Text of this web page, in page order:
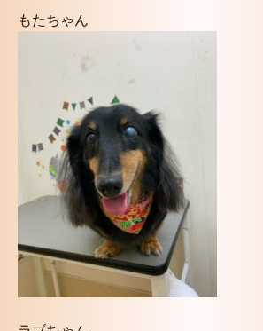
もたちゃん